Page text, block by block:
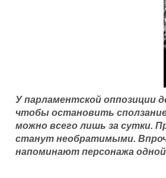
У парламентской оппозиции
чтобы остановить
можно всего лишь за сутки.
станут необратимыми.
напоминают персонажа одной